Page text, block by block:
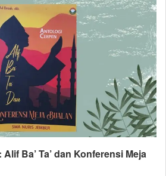
Ta’ dan Konferensi Meja